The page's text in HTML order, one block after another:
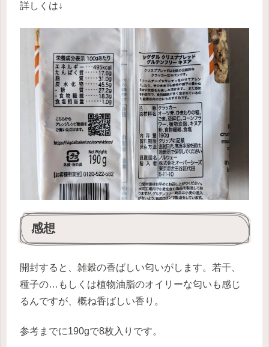
詳しくは↓
感想
開封すると、雑穀の香ばしい匂いがします。若干、
種子の…もしくは植物油脂のオイリーな匂いも感じ
るんですが、概ね香ばしい香り。
参考までに190gで8枚入りです。